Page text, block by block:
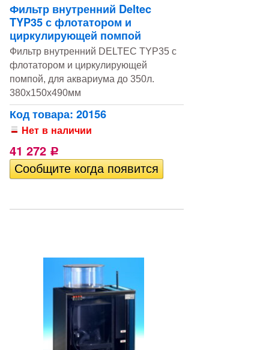
Фильтр внутренний Deltec
TYP35 с флотатором и
циркулирующей помпой
Фильтр внутренний DELTEC TYP35 с
флотатором и циркулирующей
помпой, для аквариума до 350л.
380х150х490мм
Код товара: 20156
Нет в наличии
41 272 Р